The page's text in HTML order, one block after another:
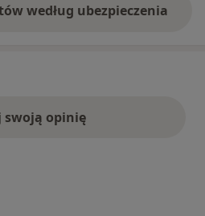
według ubezpieczenia
swoją opinię